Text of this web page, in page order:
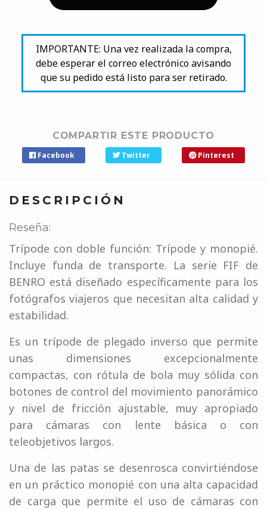
IMPORTANTE: Una vez realizada la compra,
debe esperar el correo electrónico avisando
que su pedido está listo para ser retirado.
COMPARTIR ESTE PRODUCTO
Facebook Twitter Pinterest
DESCRIPCIÓN
Reseña:
Trípode con doble función: Trípode y monopié.
Incluye funda de transporte. La serie FIF de
BENRO está diseñado específicamente para los
fotógrafos viajeros que necesitan alta calidad y
estabilidad.
Es un trípode de plegado inverso que permite
unas dimensiones excepcionalmente
compactas, con rótula de bola muy sólida con
botones de control del movimiento panorámico
y nivel de fricción ajustable, muy apropiado
para cámaras con lente básica o con
teleobjetivos largos.
Una de las patas se desenrosca convirtiéndose
en un práctico monopié con una alta capacidad
de carga que permite el uso de cámaras con